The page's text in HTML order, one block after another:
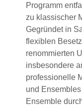
Programm
zu klassischer
Gegründet in
flexiblen
renommierten
insbesondere
professionelle
und
Ensemble